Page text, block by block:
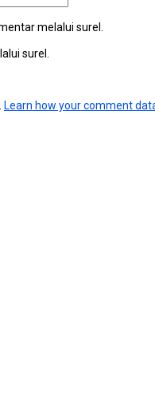
melalui surel.
surel.
Learn how your comment